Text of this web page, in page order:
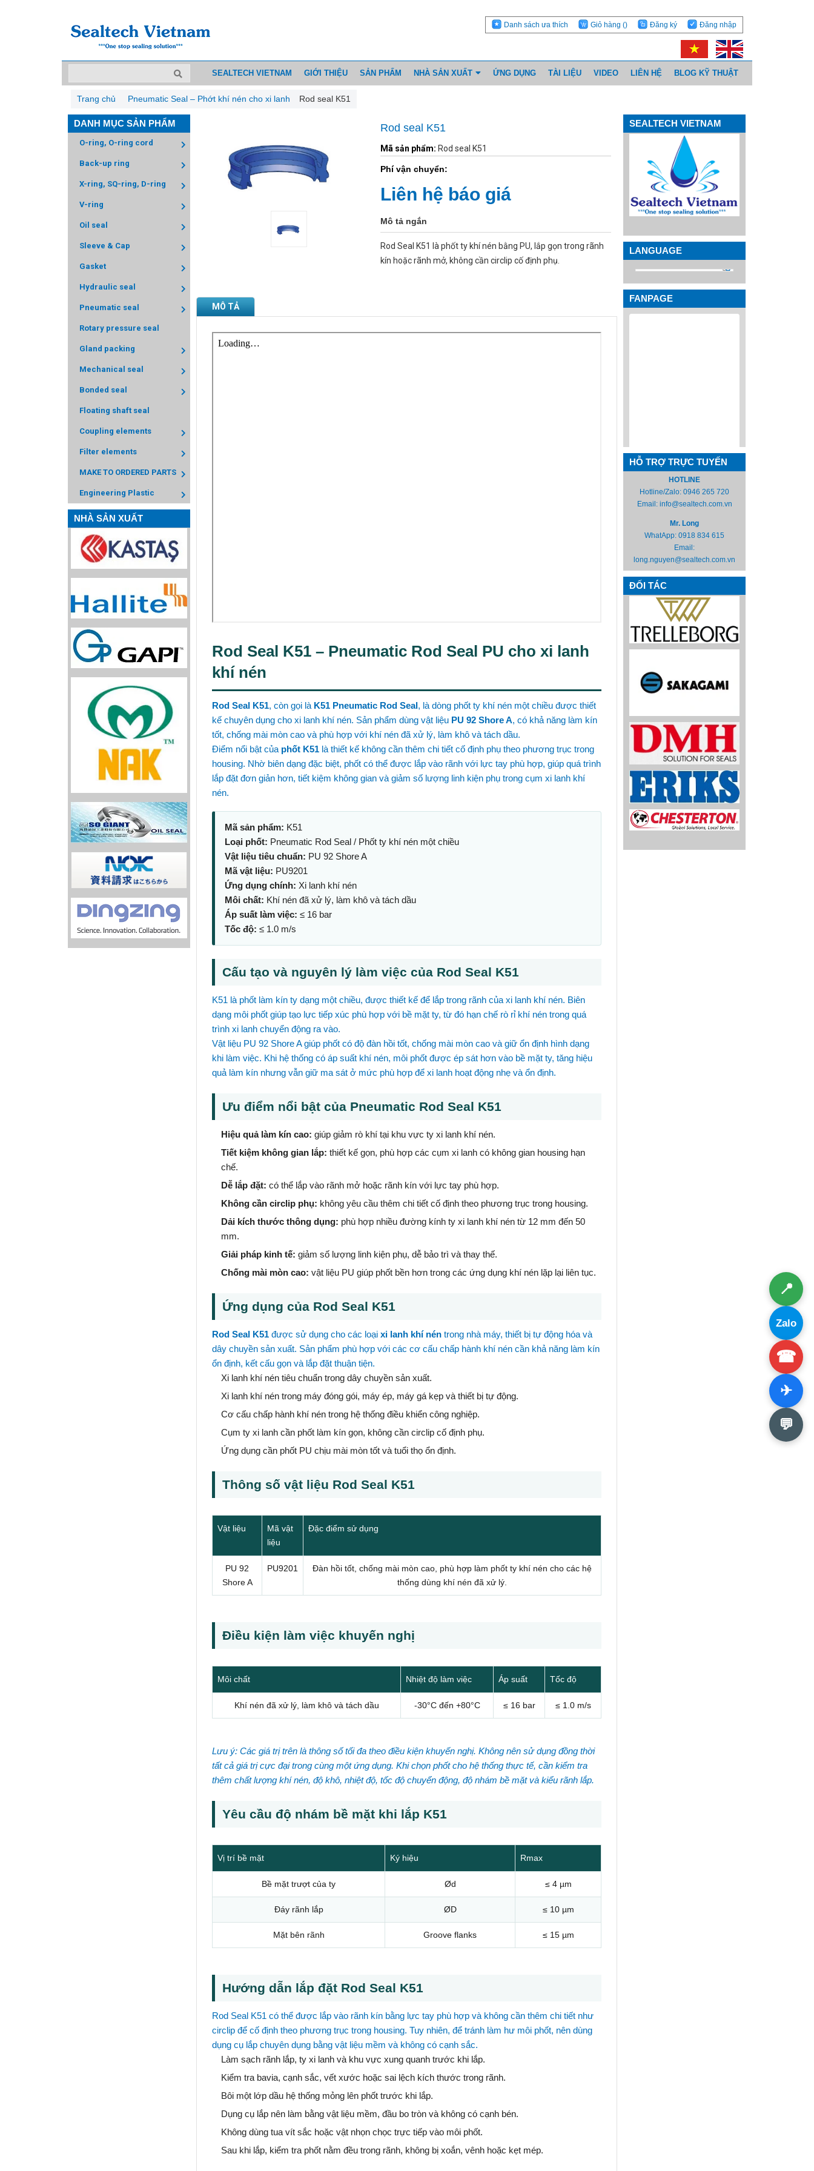
Danh sách ưa thích Giỏ hàng () Đăng ký Đăng nhập
SEALTECH VIETNAM GIỚI THIỆU SẢN PHẨM NHÀ SẢN XUẤT ỨNG DỤNG TÀI LIỆU VIDEO LIÊN HỆ BLOG KỸ THUẬT
Trang chủ Pneumatic Seal – Phớt khí nén cho xi lanh Rod seal K51
DANH MỤC SẢN PHẨM
O-ring, O-ring cord
Back-up ring
X-ring, SQ-ring, D-ring
V-ring
Oil seal
Sleeve & Cap
Gasket
Hydraulic seal
Pneumatic seal
Rotary pressure seal
Gland packing
Mechanical seal
Bonded seal
Floating shaft seal
Coupling elements
Filter elements
MAKE TO ORDERED PARTS
Engineering Plastic
NHÀ SẢN XUẤT
Rod seal K51
Mã sản phẩm: Rod seal K51
Phí vận chuyển:
Liên hệ báo giá
Mô tả ngắn
Rod Seal K51 là phốt ty khí nén bằng PU, lắp gọn trong rãnh
kín hoặc rãnh mở, không cần circlip cố định phụ.
MÔ TẢ
Rod Seal K51 – Pneumatic Rod Seal PU cho xi lanh
khí nén
Rod Seal K51, còn gọi là K51 Pneumatic Rod Seal, là dòng phốt ty khí nén một chiều được thiết
kế chuyên dụng cho xi lanh khí nén. Sản phẩm dùng vật liệu PU 92 Shore A, có khả năng làm kín
tốt, chống mài mòn cao và phù hợp với khí nén đã xử lý, làm khô và tách dầu.
Điểm nổi bật của phốt K51 là thiết kế không cần thêm chi tiết cố định phụ theo phương trục trong
housing. Nhờ biên dạng đặc biệt, phốt có thể được lắp vào rãnh với lực tay phù hợp, giúp quá trình
lắp đặt đơn giản hơn, tiết kiệm không gian và giảm số lượng linh kiện phụ trong cụm xi lanh khí
nén.
Mã sản phẩm: K51
Loại phốt: Pneumatic Rod Seal / Phốt ty khí nén một chiều
Vật liệu tiêu chuẩn: PU 92 Shore A
Mã vật liệu: PU9201
Ứng dụng chính: Xi lanh khí nén
Môi chất: Khí nén đã xử lý, làm khô và tách dầu
Áp suất làm việc: ≤ 16 bar
Tốc độ: ≤ 1.0 m/s
Cấu tạo và nguyên lý làm việc của Rod Seal K51
K51 là phốt làm kín ty dạng một chiều, được thiết kế để lắp trong rãnh của xi lanh khí nén. Biên
dạng môi phốt giúp tạo lực tiếp xúc phù hợp với bề mặt ty, từ đó hạn chế rò rỉ khí nén trong quá
trình xi lanh chuyển động ra vào.
Vật liệu PU 92 Shore A giúp phốt có độ đàn hồi tốt, chống mài mòn cao và giữ ổn định hình dạng
khi làm việc. Khi hệ thống có áp suất khí nén, môi phốt được ép sát hơn vào bề mặt ty, tăng hiệu
quả làm kín nhưng vẫn giữ ma sát ở mức phù hợp để xi lanh hoạt động nhẹ và ổn định.
Ưu điểm nổi bật của Pneumatic Rod Seal K51
Hiệu quả làm kín cao: giúp giảm rò khí tại khu vực ty xi lanh khí nén.
Tiết kiệm không gian lắp: thiết kế gọn, phù hợp các cụm xi lanh có không gian housing hạn
chế.
Dễ lắp đặt: có thể lắp vào rãnh mở hoặc rãnh kín với lực tay phù hợp.
Không cần circlip phụ: không yêu cầu thêm chi tiết cố định theo phương trục trong housing.
Dải kích thước thông dụng: phù hợp nhiều đường kính ty xi lanh khí nén từ 12 mm đến 50
mm.
Giải pháp kinh tế: giảm số lượng linh kiện phụ, dễ bảo trì và thay thế.
Chống mài mòn cao: vật liệu PU giúp phốt bền hơn trong các ứng dụng khí nén lặp lại liên tục.
Ứng dụng của Rod Seal K51
Rod Seal K51 được sử dụng cho các loại xi lanh khí nén trong nhà máy, thiết bị tự động hóa và
dây chuyền sản xuất. Sản phẩm phù hợp với các cơ cấu chấp hành khí nén cần khả năng làm kín
ổn định, kết cấu gọn và lắp đặt thuận tiện.
Xi lanh khí nén tiêu chuẩn trong dây chuyền sản xuất.
Xi lanh khí nén trong máy đóng gói, máy ép, máy gá kẹp và thiết bị tự động.
Cơ cấu chấp hành khí nén trong hệ thống điều khiển công nghiệp.
Cụm ty xi lanh cần phốt làm kín gọn, không cần circlip cố định phụ.
Ứng dụng cần phốt PU chịu mài mòn tốt và tuổi thọ ổn định.
Thông số vật liệu Rod Seal K51
Vật liệu
Mã vật
liệu
Đặc điểm sử dụng
PU 92
Shore A
PU9201
Đàn hồi tốt, chống mài mòn cao, phù hợp làm phốt ty khí nén cho các hệ
thống dùng khí nén đã xử lý.
Điều kiện làm việc khuyến nghị
Môi chất Nhiệt độ làm việc Áp suất Tốc độ
Khí nén đã xử lý, làm khô và tách dầu -30°C đến +80°C ≤ 16 bar ≤ 1.0 m/s
Lưu ý: Các giá trị trên là thông số tối đa theo điều kiện khuyến nghị. Không nên sử dụng đồng thời
tất cả giá trị cực đại trong cùng một ứng dụng. Khi chọn phốt cho hệ thống thực tế, cần kiểm tra
thêm chất lượng khí nén, độ khô, nhiệt độ, tốc độ chuyển động, độ nhám bề mặt và kiểu rãnh lắp.
Yêu cầu độ nhám bề mặt khi lắp K51
Vị trí bề mặt Ký hiệu Rmax
Bề mặt trượt của ty Ød ≤ 4 µm
Đáy rãnh lắp ØD ≤ 10 µm
Mặt bên rãnh Groove flanks ≤ 15 µm
Hướng dẫn lắp đặt Rod Seal K51
Rod Seal K51 có thể được lắp vào rãnh kín bằng lực tay phù hợp và không cần thêm chi tiết như
circlip để cố định theo phương trục trong housing. Tuy nhiên, để tránh làm hư môi phốt, nên dùng
dụng cụ lắp chuyên dụng bằng vật liệu mềm và không có cạnh sắc.
Làm sạch rãnh lắp, ty xi lanh và khu vực xung quanh trước khi lắp.
Kiểm tra bavia, cạnh sắc, vết xước hoặc sai lệch kích thước trong rãnh.
Bôi một lớp dầu hệ thống mỏng lên phốt trước khi lắp.
Dụng cụ lắp nên làm bằng vật liệu mềm, đầu bo tròn và không có cạnh bén.
Không dùng tua vít sắc hoặc vật nhọn chọc trực tiếp vào môi phốt.
Sau khi lắp, kiểm tra phốt nằm đều trong rãnh, không bị xoắn, vênh hoặc kẹt mép.
SEALTECH VIETNAM
LANGUAGE
FANPAGE
HỖ TRỢ TRỰC TUYẾN
HOTLINE
Hotline/Zalo: 0946 265 720
Email: info@sealtech.com.vn
Mr. Long
WhatApp: 0918 834 615
Email:
long.nguyen@sealtech.com.vn
ĐỐI TÁC
📍
Zalo
☎
✈
💬